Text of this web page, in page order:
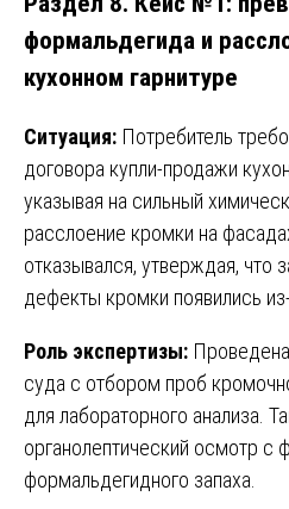
формальдегида и
кухонном гарнитуре
Ситуация: Потребитель
договора купли-продажи
указывая на сильный
расслоение кромки на
отказывался, утверждая, что
дефекты кромки появились
Роль экспертизы:
суда с отбором проб
для лабораторного анализа.
органолептический осмотр с
формальдегидного запаха.